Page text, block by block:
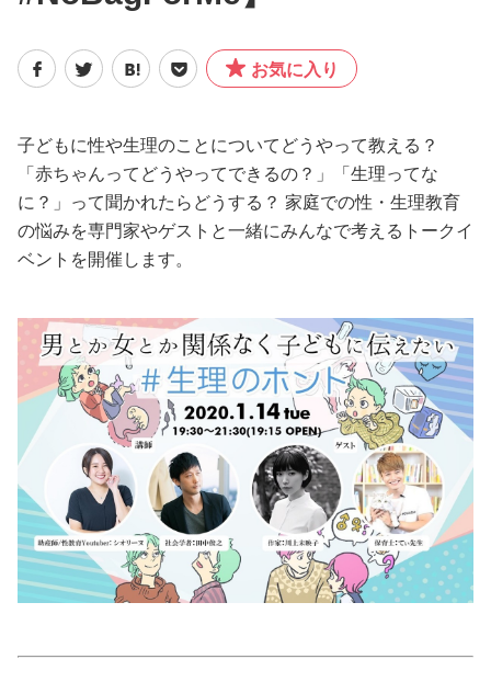
ファッション
美容/健康
ワークスタイル
ココロ/カラダ
グルメ
トラベル
カルチャー/エンタメ
お気に入り
子どもに性や生理のことについてどうやって教える？
「赤ちゃんってどうやってできるの？」「生理ってな
に？」って聞かれたらどうする？ 家庭での性・生理教育
の悩みを専門家やゲストと一緒にみんなで考えるトークイ
ベントを開催します。